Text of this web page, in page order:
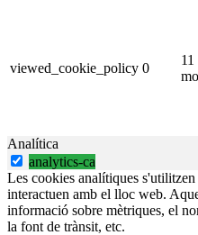
viewed_cookie_policy 0
11
Analítica
analytics-ca
Les cookies analítiques
interactuen amb el lloc web.
informació sobre mètriques, el
la font de trànsit, etc.